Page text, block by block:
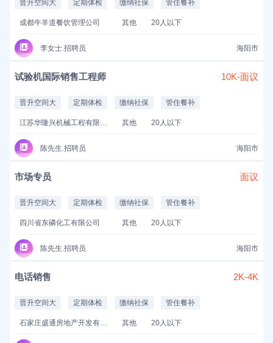
晋升空间大 定期体检 缴纳社保 管住餐补
成都牛羊道餐饮管理公司 其他 20人以下
李女士.招聘员 海阳市
试验机国际销售工程师 10K-面议
晋升空间大 定期体检 缴纳社保 管住餐补
江苏华隆兴机械工程有限公司 其他 20人以下
陈先生.招聘员 海阳市
市场专员 面议
晋升空间大 定期体检 缴纳社保 管住餐补
四川省东磷化工有限公司 其他 20人以下
陈先生.招聘员 海阳市
电话销售 2K-4K
晋升空间大 定期体检 缴纳社保 管住餐补
石家庄盛通房地产开发有限公司 其他 20人以下